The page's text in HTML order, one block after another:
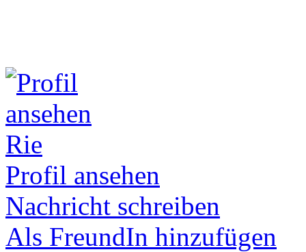
Rie
Profil ansehen
Nachricht schreiben
Als FreundIn hinzufügen